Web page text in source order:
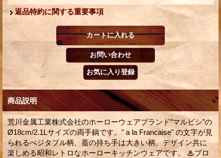
返品特約に関する重要事項
商品説明
荒川金属工業株式会社のホーローウェアブランド”マルビシ”の
Ø18cm/2.1Lサイズの両手鍋です。" a la Francaise" の文字が見
られるべジタブル柄、蓋の持ち手は大きい柄、デザイン共に
楽しめる昭和レトロなホーローキッチンウェアです。 ♨ブロ